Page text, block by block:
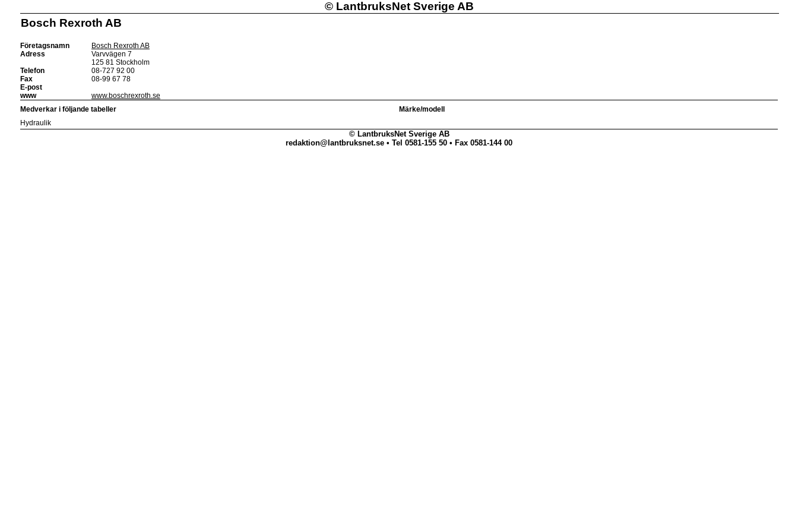
©LantbruksNet Sverige AB
Bosch Rexroth AB
Företagsnamn
Bosch Rexroth AB
Adress
Varvvägen 7
125 81 Stockholm
Telefon
08-727 92 00
Fax
08-99 67 78
E-post
www
www.boschrexroth.se
Medverkar i följande tabeller
Märke/modell
Hydraulik
© LantbruksNet Sverige AB
redaktion@lantbruksnet.se • Tel 0581-155 50 • Fax 0581-144 00